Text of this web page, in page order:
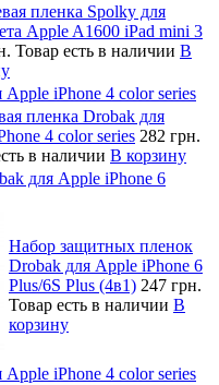
пленка Spolky для
Apple A1600 iPad mini 3
Товар есть в наличии В
iPhone 4 color series
пленка Drobak для
4 color series 282 грн.
в наличии В корзину
для Apple iPhone 6
Набор защитных пленок
Drobak для Apple iPhone 6
Plus/6S Plus (4в1) 247 грн.
Товар есть в наличии В
корзину
iPhone 4 color series